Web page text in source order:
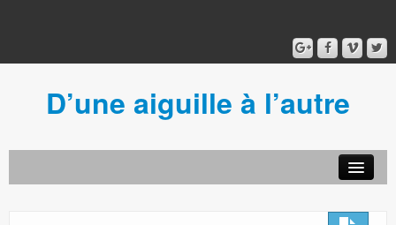
D’une aiguille à l’autre